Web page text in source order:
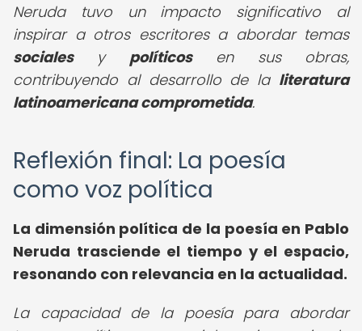
Neruda tuvo un impacto significativo al
inspirar a otros escritores a abordar temas
socialesy políticosen sus obras,
contribuyendo al desarrollo de la literatura
latinoamericana comprometida.
Reflexión final: La poesía
como voz política
La dimensión política de la poesía en Pablo
Neruda trasciende el tiempo y el espacio,
resonando con relevancia en la actualidad.
La capacidad de la poesía para abordar